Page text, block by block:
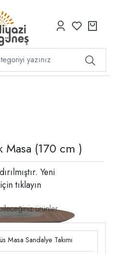
(170 cm )
Yeni
tıklayın
ürünler
Masa Sandalye Takımı